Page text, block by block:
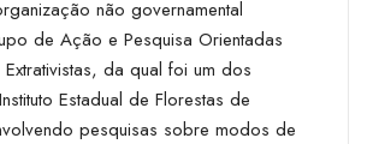
não governamental
de Ação e Pesquisa Orientadas
da qual foi um dos
Estadual de Florestas de
pesquisas sobre modos de